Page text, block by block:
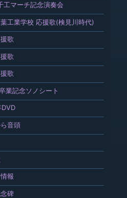
工マーチ記念演奏会
工業学校 応援歌(検見川時代)
歌
歌
歌
業記念ソノシート
音頭
報
碑